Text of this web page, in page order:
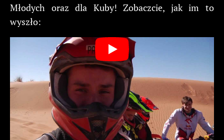
Młodych oraz dla Kuby! Zobaczcie, jak im to
wyszło: